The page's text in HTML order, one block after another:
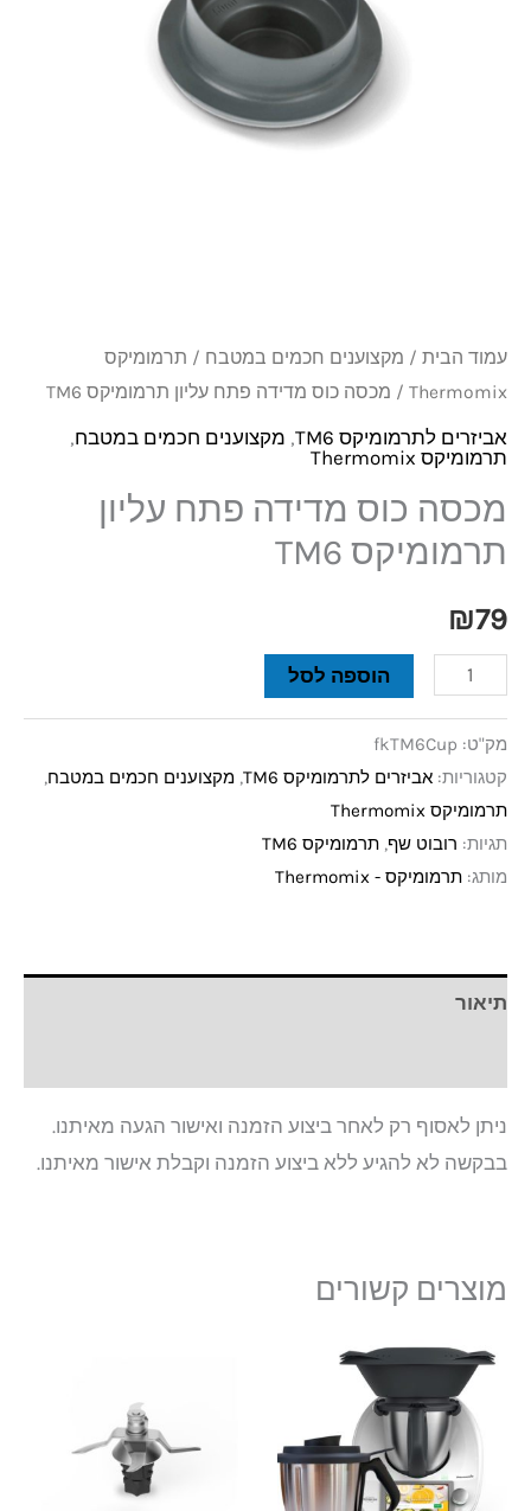
עמוד הבית / מקצוענים חכמים במטבח / תרמומיקס
Thermomix / מכסה כוס מדידה פתח עליון תרמומיקס TM6
אביזרים לתרמומיקס TM6 , מקצוענים חכמים במטבח,
תרמומיקס Thermomix
מכסה כוס מדידה פתח עליון
תרמומיקס TM6
₪79
הוספה לסל
מק"ט: fkTM6Cup
קטגוריות: אביזרים לתרמומיקס TM6 , מקצוענים חכמים במטבח,
תרמומיקס Thermomix
תגיות: רובוט שף, תרמומיקס TM6
מותג: תרמומיקס - Thermomix
תיאור
ניתן לאסוף רק לאחר ביצוע הזמנה ואישור הגעה מאיתנו.
בבקשה לא להגיע ללא ביצוע הזמנה וקבלת אישור מאיתנו.
מוצרים קשורים